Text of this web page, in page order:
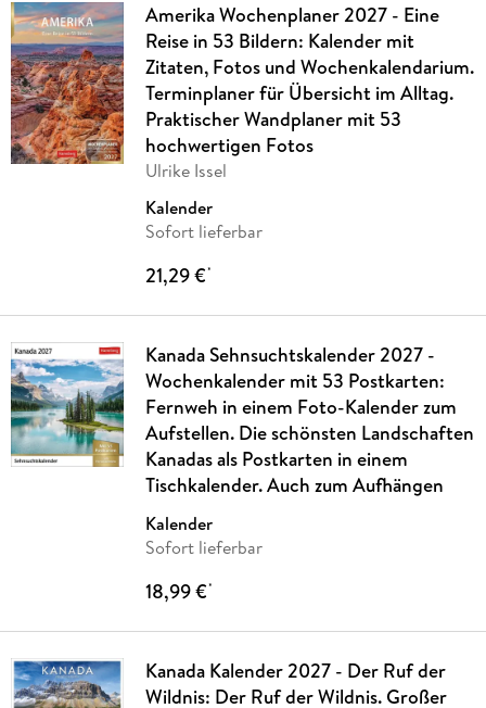
Amerika Wochenplaner 2027 - Eine
Reise in 53 Bildern: Kalender mit
Zitaten, Fotos und Wochenkalendarium.
Terminplaner für Übersicht im Alltag.
Praktischer Wandplaner mit 53
hochwertigen Fotos
Ulrike Issel
Kalender
Sofort lieferbar
21,29 €*
Kanada Sehnsuchtskalender 2027 -
Wochenkalender mit 53 Postkarten:
Fernweh in einem Foto-Kalender zum
Aufstellen. Die schönsten Landschaften
Kanadas als Postkarten in einem
Tischkalender. Auch zum Aufhängen
Kalender
Sofort lieferbar
18,99 €*
Kanada Kalender 2027 - Der Ruf der
Wildnis: Der Ruf der Wildnis. Großer